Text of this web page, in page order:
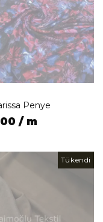
Penye
/ m
Tükendi